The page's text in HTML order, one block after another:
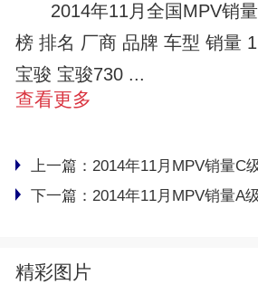
2014年11月全国MPV销
榜 排名 厂商 品牌 车型 销量
宝骏 宝骏730 ...
查看更多
上一篇： 2014年11月MPV销量C
下一篇： 2014年11月MPV销量A
精彩图片